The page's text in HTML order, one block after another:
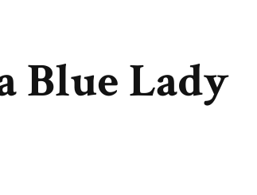
Blue Lady